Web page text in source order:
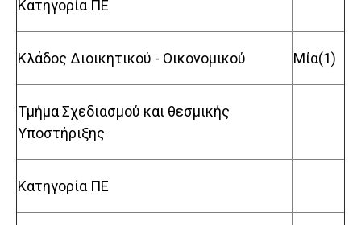
Κατηγορία ΠΕ
Κλάδος Διοικητικού - Οικονομικού Μία(1)
Τμήμα Σχεδιασμού και θεσμικής
Υποστήριξης
Κατηγορία ΠΕ